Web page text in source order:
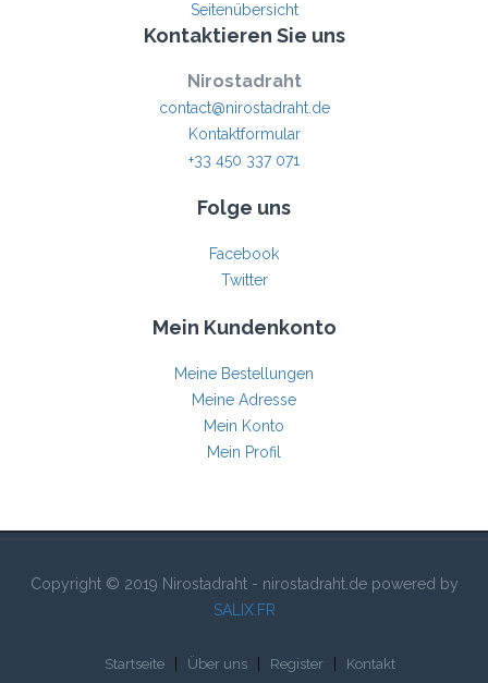
Seitenübersicht
Kontaktieren Sie uns
Nirostadraht
contact@nirostadraht.de
Kontaktformular
+33 450 337 071
Folge uns
Facebook
Twitter
Mein Kundenkonto
Meine Bestellungen
Meine Adresse
Mein Konto
Mein Profil
Copyright © 2019 Nirostadraht - nirostadraht.de powered by
SALIX.FR
Startseite Über uns Register Kontakt